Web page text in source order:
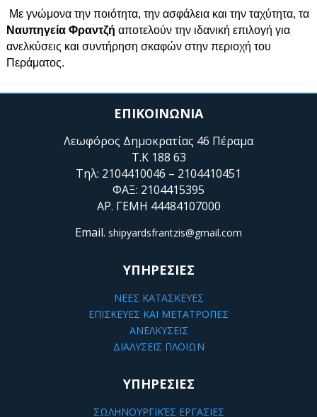
Με γνώμονα την ποιότητα, την ασφάλεια και την ταχύτητα, τα
Ναυπηγεία Φραντζή αποτελούν την ιδανική επιλογή για
ανελκύσεις και συντήρηση σκαφών στην περιοχή του
Περάματος.
ΕΠΙΚΟΙΝΩΝΙΑ
Λεωφόρος Δημοκρατίας 46 Πέραμα
Τ.Κ 188 63
Τηλ: 2104410046 – 2104410451
ΦΑΞ: 2104415395
ΑΡ. ΓΕΜΗ 44484107000
Email. shipyardsfrantzis@gmail.com
ΥΠΗΡΕΣΙΕΣ
ΝΕΕΣ ΚΑΤΑΣΚΕΥΕΣ
ΕΠΙΣΚΕΥΕΣ ΚΑΙ ΜΕΤΑΤΡΟΠΕΣ
ΑΝΕΛΚΥΣΕΙΣ
ΔΙΑΛΥΣΕΙΣ ΠΛΟΙΩΝ
ΥΠΗΡΕΣΙΕΣ
ΣΩΛΗΝΟΥΡΓΙΚΈΣ ΕΡΓΑΣΙΕΣ